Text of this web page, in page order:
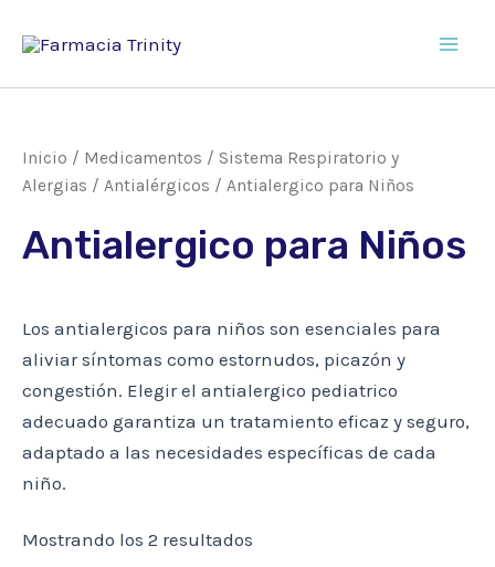
Inicio / Medicamentos / Sistema Respiratorio y
Alergias / Antialérgicos / Antialergico para Niños
Antialergico para Niños
Los antialergicos para niños son esenciales para
aliviar síntomas como estornudos, picazón y
congestión. Elegir el antialergico pediatrico
adecuado garantiza un tratamiento eficaz y seguro,
adaptado a las necesidades específicas de cada
niño.
Mostrando los 2 resultados